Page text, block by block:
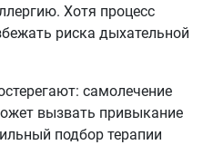
Хотя процесс
риска дыхательной
самолечение
вызвать привыкание
подбор терапии